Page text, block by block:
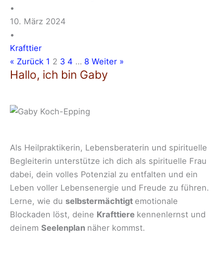
•
10. März 2024
•
Krafttier
« Zurück 1 2 3 4 … 8 Weiter »
Hallo, ich bin Gaby
Als Heilpraktikerin, Lebensberaterin und spirituelle
Begleiterin unterstütze ich dich als spirituelle Frau
dabei, dein volles Potenzial zu entfalten und ein
Leben voller Lebensenergie und Freude zu führen.
Lerne, wie du selbstermächtigt emotionale
Blockaden löst, deine Krafttiere kennenlernst und
deinem Seelenplan näher kommst.